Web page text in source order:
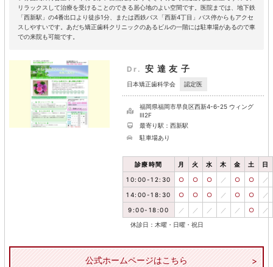
リラックスして治療を受けることのできる居心地のよい空間です。医院までは、地下鉄
「西新駅」の4番出口より徒歩1分、または西鉄バス「西新4丁目」バス停からもアクセ
スしやすいです。あだち矯正歯科クリニックのあるビルの一階には駐車場があるので車
での来院も可能です。
Dr. 安達友子
日本矯正歯科学会 認定医
福岡県福岡市早良区西新4-6-25 ウィング
Ⅲ2F
最寄り駅：西新駅
駐車場あり
診療時間 月 火 水 木 金 土 日
10:00-12:30 ○ ○ ○ ／ ○ ○ ／
14:00-18:30 ○ ○ ○ ／ ○ ○ ／
9:00-18:00 ／ ／ ／ ／ ／ ○ ／
休診日：木曜・日曜・祝日
公式ホームページはこちら